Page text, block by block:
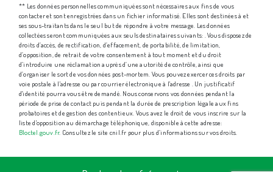
** Les données personnelles communiquées sont nécessaires aux fins de vous
contacter et sont enregistrées dans un fichier informatisé. Elles sont destinées à et
ses sous-traitants dans le seul but de répondre à votre message. Les données
collectées seront communiquées aux seuls destinataires suivants: . Vous disposez de
droits d’accès, de rectification, d’effacement, de portabilité, de limitation,
d’opposition, de retrait de votre consentement à tout moment et du droit
d’introduire une réclamation auprès d’une autorité de contrôle, ainsi que
d’organiser le sort de vos données post-mortem. Vous pouvez exercer ces droits par
voie postale à l'adresse ou par courrier électronique à l'adresse . Un justificatif
d'identité pourra vous être demandé. Nous conservons vos données pendant la
période de prise de contact puis pendant la durée de prescription légale aux fins
probatoires et de gestion des contentieux. Vous avez le droit de vous inscrire sur la
liste d'opposition au démarchage téléphonique, disponible à cette adresse:
Bloctel.gouv.fr. Consultez le site cnil.fr pour plus d’informations sur vos droits.